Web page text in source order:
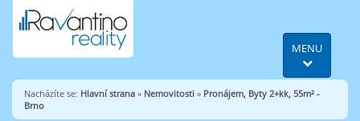
MENU
Nacházíte se: Hlavní strana » Nemovitosti » Pronájem, Byty 2+kk, 55m² -
Brno